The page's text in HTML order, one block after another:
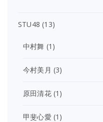
STU48 (13)
中村舞 (1)
今村美月 (3)
原田清花(1)
甲斐心愛 (1)